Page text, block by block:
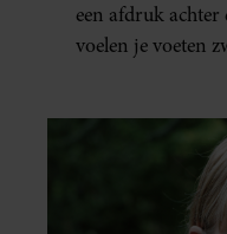
een afdruk achter
voelen je voeten